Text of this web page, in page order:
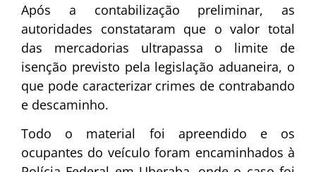
Após a contabilização preliminar, as
autoridades constataram que o valor total
das mercadorias ultrapassa o limite de
isenção previsto pela legislação aduaneira, o
que pode caracterizar crimes de contrabando
e descaminho.
Todo o material foi apreendido e os
ocupantes do veículo foram encaminhados à